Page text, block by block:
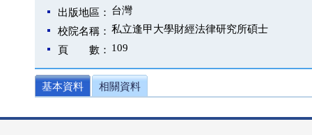
出版地區： 台灣
校院名稱： 私立逢甲大學財經法律研究所碩士
頁 數： 109
基本資料 相關資料